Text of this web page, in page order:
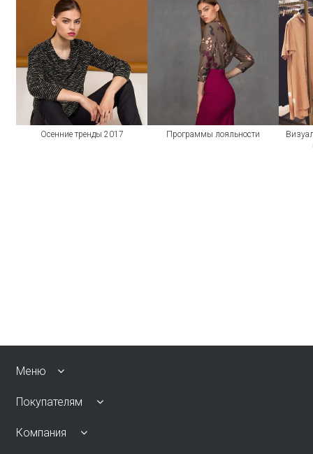
Осенние тренды 2017 Программы лояльности
Меню
Покупателям
Компания